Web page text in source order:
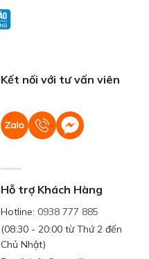
Kết nối với tư vấn viên
Hỗ trợ Khách Hàng
Hotline: 0938 777 885
(08:30 - 20:00 từ Thứ 2 đến
Chủ Nhật)